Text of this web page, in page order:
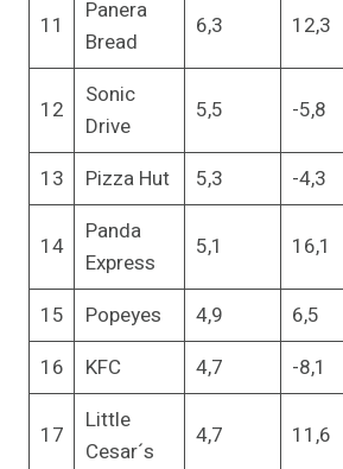
11
Panera
Bread
6,3 12,3
12
Sonic
Drive
5,5 -5,8
13 Pizza Hut 5,3 -4,3
14
Panda
Express
5,1 16,1
15 Popeyes 4,9 6,5
16
KFC 4,7 -8,1
17
Little
Cesar´s
4,7 11,6